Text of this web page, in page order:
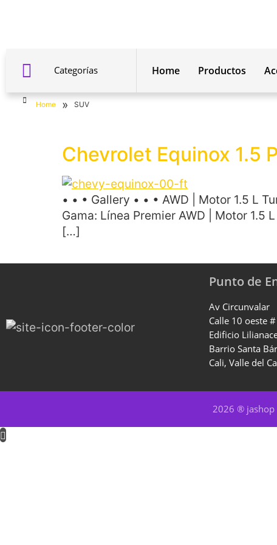
Categorías Home Productos
Home » SUV
Chevrolet Equinox 1.5
• • • Gallery • • • AWD | Motor 1.5 L
Gama: Línea Premier AWD | Motor 1.5
[…]
Punto de
Av Circunvalar
Calle 10 oeste
Edificio
Barrio Santa
Cali, Valle del
2026 ®